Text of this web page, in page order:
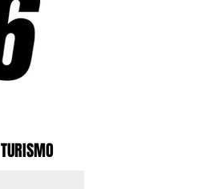
TURISMO